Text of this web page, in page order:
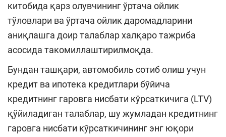
китобида қарз олувчининг ўртача ойлик
тўловлари ва ўртача ойлик даромадларини
аниқлашга доир талаблар халқаро тажриба
асосида такомиллаштирилмоқда.
Бундан ташқари, автомобиль сотиб олиш учун
кредит ва ипотека кредитлари бўйича
кредитнинг гаровга нисбати кўрсаткичига (LTV)
қўйиладиган талаблар, шу жумладан кредитнинг
гаровга нисбати кўрсаткичининг энг юқори